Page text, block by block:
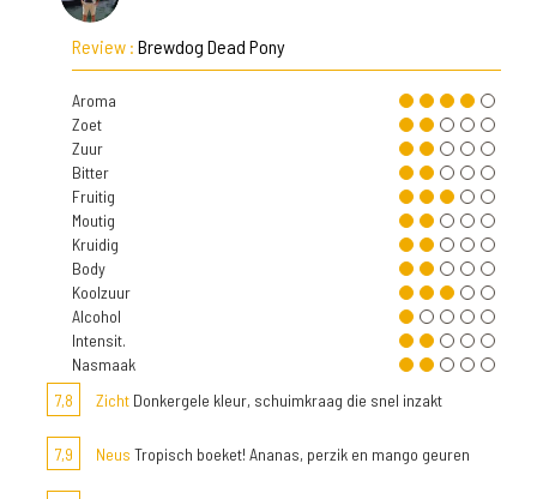
Review : Brewdog Dead Pony
Aroma
Zoet
Zuur
Bitter
Fruitig
Moutig
Kruidig
Body
Koolzuur
Alcohol
Intensit.
Nasmaak
7,8
Zicht Donkergele kleur, schuimkraag die snel inzakt
7,9 Neus Tropisch boeket! Ananas, perzik en mango geuren